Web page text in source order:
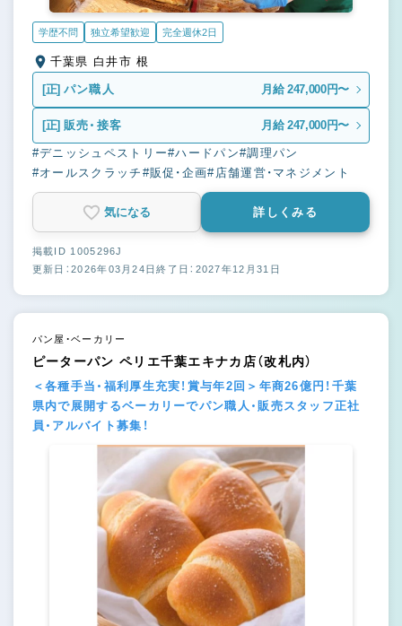
学歴不問 独立希望歓迎 完全週休2日
千葉県 白井市 根
[正] パン職人 月給 247,000円〜
[正] 販売・接客 月給 247,000円〜
#デニッシュペストリー#ハードパン#調理パン
#オールスクラッチ #販促・企画#店舗運営・マネジメント
気になる 詳しくみる
掲載ID 1005296J
更新日：2026年03月24日終了日：2027年12月31日
パン屋・ベーカリー
ピーターパン ペリエ千葉エキナカ店（改札内）
＜各種手当・福利厚生充実！賞与年2回＞年商26億円！千葉
県内で展開するベーカリーでパン職人・販売スタッフ正社
員・アルバイト募集！